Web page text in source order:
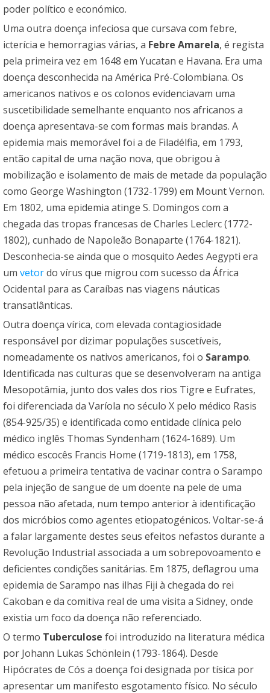
poder político e económico.
Uma outra doença infeciosa que cursava com febre,
icterícia e hemorragias várias, a Febre Amarela, é regista
pela primeira vez em 1648 em Yucatan e Havana. Era uma
doença desconhecida na América Pré-Colombiana. Os
americanos nativos e os colonos evidenciavam uma
suscetibilidade semelhante enquanto nos africanos a
doença apresentava-se com formas mais brandas. A
epidemia mais memorável foi a de Filadélfia, em 1793,
então capital de uma nação nova, que obrigou à
mobilização e isolamento de mais de metade da população
como George Washington (1732-1799) em Mount Vernon.
Em 1802, uma epidemia atinge S. Domingos com a
chegada das tropas francesas de Charles Leclerc (1772-
1802), cunhado de Napoleão Bonaparte (1764-1821).
Desconhecia-se ainda que o mosquito Aedes Aegypti era
um vetordo vírus que migrou com sucesso da África
Ocidental para as Caraíbas nas viagens náuticas
transatlânticas.
Outra doença vírica, com elevada contagiosidade
responsável por dizimar populações suscetíveis,
nomeadamente os nativos americanos, foi o Sarampo.
Identificada nas culturas que se desenvolveram na antiga
Mesopotâmia, junto dos vales dos rios Tigre e Eufrates,
foi diferenciada da Varíola no século X pelo médico Rasis
(854-925/35) e identificada como entidade clínica pelo
médico inglês Thomas Syndenham (1624-1689). Um
médico escocês Francis Home (1719-1813), em 1758,
efetuou a primeira tentativa de vacinar contra o Sarampo
pela injeção de sangue de um doente na pele de uma
pessoa não afetada, num tempo anterior à identificação
dos micróbios como agentes etiopatogénicos. Voltar-se-á
a falar largamente destes seus efeitos nefastos durante a
Revolução Industrial associada a um sobrepovoamento e
deficientes condições sanitárias. Em 1875, deflagrou uma
epidemia de Sarampo nas ilhas Fiji à chegada do rei
Cakoban e da comitiva real de uma visita a Sidney, onde
existia um foco da doença não referenciado.
O termo Tuberculose foi introduzido na literatura médica
por Johann Lukas Schönlein (1793-1864). Desde
Hipócrates de Cós a doença foi designada por tísica por
apresentar um manifesto esgotamento físico. No século